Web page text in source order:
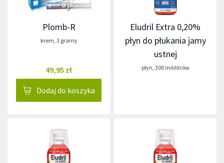
Plomb-R
krem 3 gramy
49,95 zł
Dodaj do koszyka
Eludril Extra 0,20%
płyn do płukania jamy
ustnej
płyn 300 mililitrów